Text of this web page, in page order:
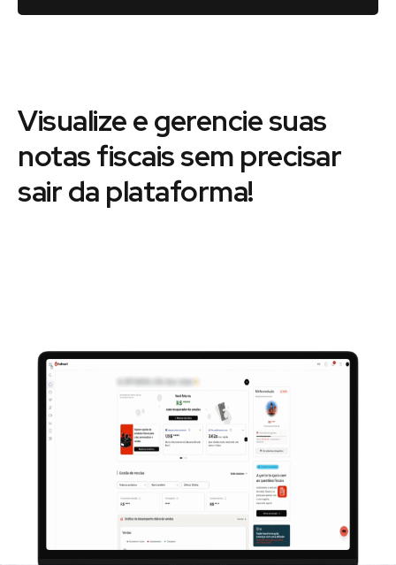
Visualize e gerencie suas
notas fiscais sem precisar
sair da plataforma!